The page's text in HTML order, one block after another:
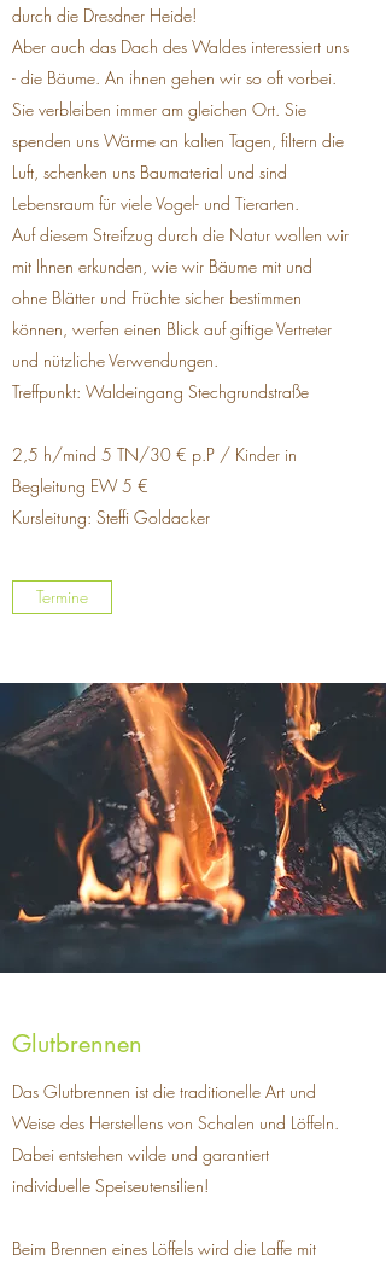
durch die Dresdner Heide!
Aber auch das Dach des Waldes interessiert uns
- die Bäume. An ihnen gehen wir so oft vorbei.
Sie verbleiben immer am gleichen Ort. Sie
spenden uns Wärme an kalten Tagen, filtern die
Luft, schenken uns Baumaterial und sind
Lebensraum für viele Vogel- und Tierarten.
Auf diesem Streifzug durch die Natur wollen wir
mit Ihnen erkunden, wie wir Bäume mit und
ohne Blätter und Früchte sicher bestimmen
können, werfen einen Blick auf giftige Vertreter
und nützliche Verwendungen.
Treffpunkt: Waldeingang Stechgrundstraße
2,5 h/mind 5 TN/30 € p.P / Kinder in
Begleitung EW 5 €
Kursleitung: Steffi Goldacker
Termine
Glutbrennen
Das Glutbrennen ist die traditionelle Art und
Weise des Herstellens von Schalen und Löffeln.
Dabei entstehen wilde und garantiert
individuelle Speiseutensilien!
Beim Brennen eines Löffels wird die Laffe mit